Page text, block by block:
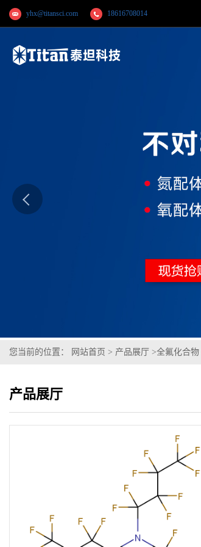
yhx@titansci.com 18616708014
您当前的位置： 网站首页 > 产品展厅 >全氟化合物
产品展厅